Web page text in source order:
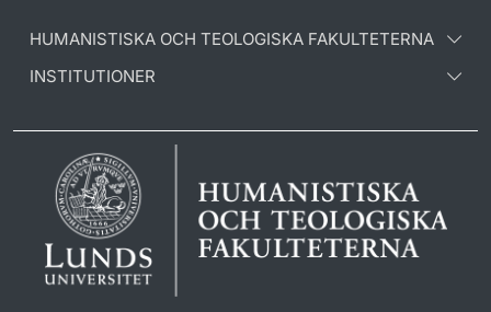
HUMANISTISKA OCH TEOLOGISKA FAKULTETERNA
INSTITUTIONER